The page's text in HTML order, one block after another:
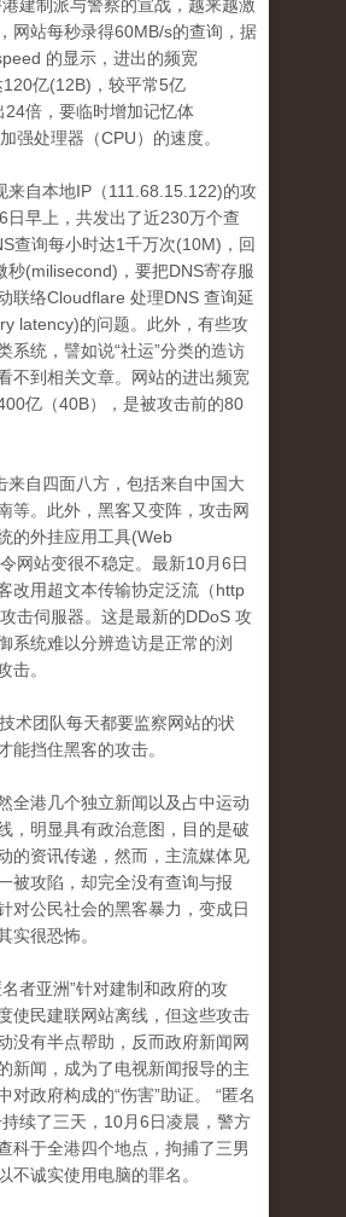
建制派与警察的宣战，越来越激
网站每秒录得60MB/s的查询，据
的显示，进出的频宽
亿(12B)，较平常5亿
24倍，要临时增加记忆体
强处理器（CPU）的速度。
来自本地IP（111.68.15.122)的攻
日早上，共发出了近230万个查
查询每小时达1千万次(10M)，回
秒(milisecond)，要把DNS寄存服
联络Cloudflare 处理DNS 查询延
latency)的问题。 此外，有些攻
系统，譬如说“社运”分类的造访
不到相关文章。
网站的进出频宽
亿（40B），是被攻击前的80
来自四面八方，包括来自中国大
等。 此外，黑客又变阵，攻击网
的外挂应用工具(Web
网站变很不稳定。 最新10月6日
改用超文本传输​​协定泛流（http
击伺服器。 这是最新的DDoS 攻
系统难以分辨造访是正常的浏
击。
术团队每天都要监察网站的状
能挡住黑客的攻击。
全港几个独立新闻以及占中运动
，明显具有政治意图，目的是破
的资讯传递，然而，主流媒体见
被攻陷，却完全没有查询与报
对公民社会的黑客暴力，变成日
实很恐怖。
者亚洲”针对建制和政府的攻
使民建联网站离线，但这些攻击
没有半点帮助，反而政府新闻网
新闻， 成为了电视新闻报导的主
对政府构成的“伤害”助证。 “匿名
续了三天，10月6日凌晨，警方
科于全港四个地点，拘捕了三男
不诚实使用电脑的罪名。